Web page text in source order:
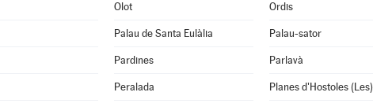
Olot Ordis
Palau de Santa Eulàlia Palau-sator
Pardines Parlavà
Peralada Planes d'Hostoles (Les)